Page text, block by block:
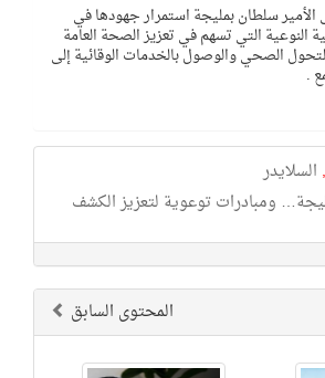
سلطان بمليجة استمرار جهودها في
النوعية التي تسهم في تعزيز الصحة العامة
الصحي والوصول بالخدمات الوقائية إلى
.
, السلايدر
ومبادرات توعوية لتعزيز الكشف
المحتوى السابق